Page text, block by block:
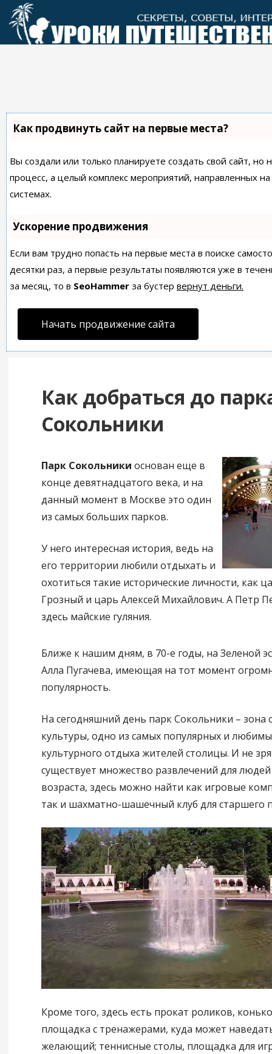
Перейти
контенту
Как продвинуть сайт на первые места?
Вы создали или только планируете создать свой сайт,
процесс, а целый комплекс мероприятий, направленных
системах.
Ускорение продвижения
Если вам трудно попасть на первые места в поиске
десятки раз, а первые результаты появляются уже в
за месяц, то в SeoHammer за бустер вернут деньги.
Начать продвижение сайта
Как добраться до
Сокольники
Парк Сокольники основан еще в
конце девятнадцатого века, и на
данный момент в Москве это один
из самых больших парков.
У него интересная история, ведь на
его территории любили отдыхать и
охотиться такие исторические личности, как
Грозный и царь Алексей Михайлович. А Петр
здесь майские гуляния.
Ближе к нашим дням, в 70-е годы, на Зеленой
Алла Пугачева, имеющая на тот момент
популярность.
На сегодняшний день парк Сокольники – зона
культуры, одно из самых популярных и
культурного отдыха жителей столицы. И не
существует множество развлечений для
возраста, здесь можно найти как игровые
так и шахматно-шашечный клуб для старшего
Кроме того, здесь есть прокат роликов,
площадка с тренажерами, куда может
желающий; теннисные столы, площадка для